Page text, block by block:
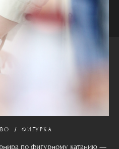
ФИГУРКА
по фигурному катанию —